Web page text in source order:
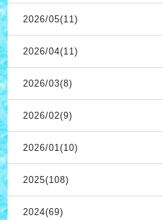
2026/05(11)
2026/04(11)
2026/03(8)
2026/02(9)
2026/01(10)
2025(108)
2024(69)